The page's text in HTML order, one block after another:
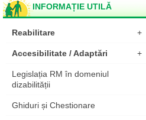
INFORMAȚIE UTILĂ
Reabilitare +
Accesibilitate / Adaptări +
Legislația RM în domeniul
dizabilității
Ghiduri și Chestionare